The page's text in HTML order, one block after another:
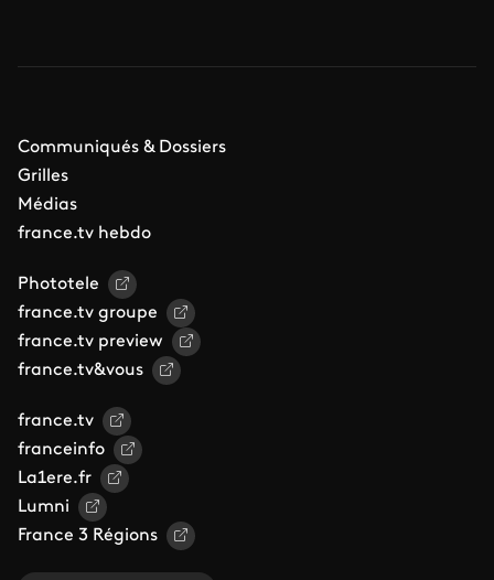
Communiqués & Dossiers
Grilles
Médias
france.tv hebdo
Phototele
france.tv groupe
france.tv preview
france.tv&vous
france.tv
franceinfo
La1ere.fr
Lumni
France 3 Régions